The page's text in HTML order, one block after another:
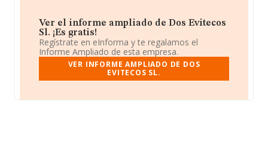
Ver el informe ampliado de Dos Evitecos
Sl. ¡Es gratis!
Regístrate en eInforma y te regalamos el
Informe Ampliado de esta empresa.
VER INFORME AMPLIADO DE DOS
EVITECOS SL.